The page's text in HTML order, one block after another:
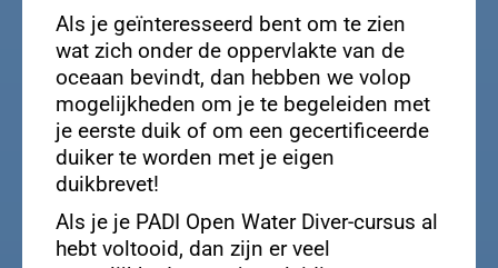
Als je geïnteresseerd bent om te zien
wat zich onder de oppervlakte van de
oceaan bevindt, dan hebben we volop
mogelijkheden om je te begeleiden met
je eerste duik of om een ​​gecertificeerde
duiker te worden met je eigen
duikbrevet!
Als je je PADI Open Water Diver-cursus al
hebt voltooid, dan zijn er veel